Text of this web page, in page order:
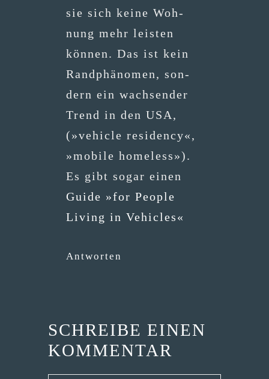
sie sich kei­ne Woh­
nung mehr leis­ten
kön­nen. Das ist kein
Rand­phä­no­men, son­
dern ein wach­sen­der
Trend in den USA,
(»vehic­le resi­den­cy«,
»mobi­le home­l­ess»).
Es gibt sogar einen
Gui­de »for Peo­p­le
Living in Vehicles«
Antworten
SCHREIBE EINEN
KOMMENTAR